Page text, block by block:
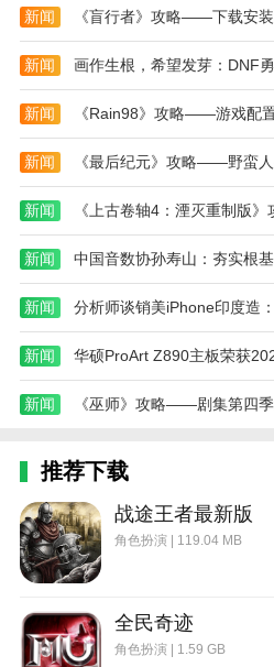
(2)位于三角形区域两个十
间的池底(最容易遗漏的一个)。
(3)位于三角形区域有秋
的天花板上。
(4)位于圆形区域黑暗楼
(5)位于圆形区域有橙色滑
Whisper In The Dark/黑暗
进入圆形区域黑暗楼梯的
Anatidaephobia/鸭子恐惧
在圆形区域终点前有一个
推动水池中的鸭子玩具即可(如
3、第三章：
On Your Own Lane/走自己
随流程进入如图所示的房
且不要踩到蓝色瓷砖。
4、第四章：
I Said, Look Behind You/小
新闻 《盲行者》攻略——下载安
新闻 画作生根，希望发芽：DNF
新闻 《Rain98》攻略——游戏配
新闻
新闻
新闻
新闻
新闻 华硕ProArt Z890主板荣获
新闻
推荐下载
战途王者最新版
角色扮演 | 119.04 MB
全民奇迹
角色扮演 | 1.59 GB